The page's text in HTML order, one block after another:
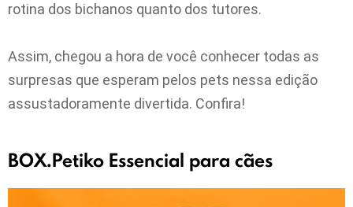
rotina dos bichanos quanto dos tutores.
Assim, chegou a hora de você conhecer todas as
surpresas que esperam pelos pets nessa edição
assustadoramente divertida. Confira!
BOX.Petiko Essencial para cães